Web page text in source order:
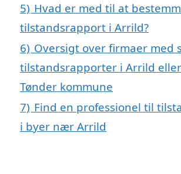
5) Hvad er med til at
tilstandsrapport i Arrild?
6) Oversigt over firmaer med
tilstandsrapporter i Arrild
Tønder kommune
7) Find en professionel til
i byer nær Arrild